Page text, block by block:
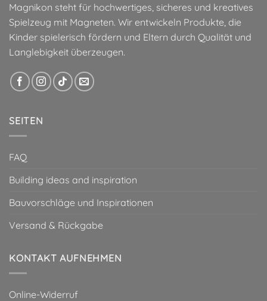
Magnikon steht für hochwertiges, sicheres und kreatives
Spielzeug mit Magneten. Wir entwickeln Produkte, die
Kinder spielerisch fördern und Eltern durch Qualität und
Langlebigkeit überzeugen.
SEITEN
FAQ
Building ideas and inspiration
Bauvorschläge und Inspirationen
Versand & Rückgabe
KONTAKT AUFNEHMEN
Online-Widerruf